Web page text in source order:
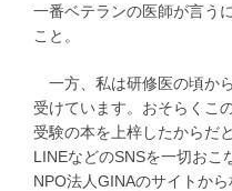
一番ベテランの医師が言う
こと。
一方、私は研修医の頃か
受けています。おそらくこ
受験の本を上梓したからだ
LINEなどのSNSを一切おこ
NPO法人GINAのサイトか